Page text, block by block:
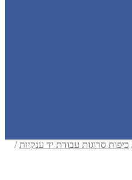
כיפות סרוגות עבודת יד ענקיות /